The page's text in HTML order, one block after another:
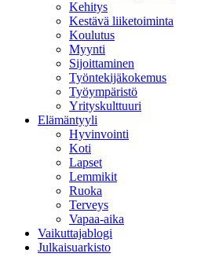
Kehitys
Kestävä liiketoiminta
Koulutus
Myynti
Sijoittaminen
Työntekijäkokemus
Työympäristö
Yrityskulttuuri
Elämäntyyli
Hyvinvointi
Koti
Lapset
Lemmikit
Ruoka
Terveys
Vapaa-aika
Vaikuttajablogi
Julkaisuarkisto